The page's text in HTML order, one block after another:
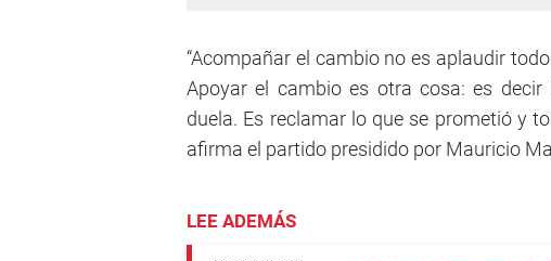
“Acompañar el cambio no es aplaudir
Apoyar el cambio es otra cosa: es
duela. Es reclamar lo que se prometió y
afirma el partido presidido por Mauricio
LEE ADEMÁS